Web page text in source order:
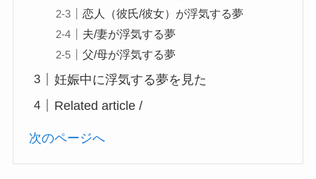
恋人（彼氏/彼女）が浮気する夢
夫/妻が浮気する夢
父/母が浮気する夢
妊娠中に浮気する夢を見た
Related article /
次のページへ